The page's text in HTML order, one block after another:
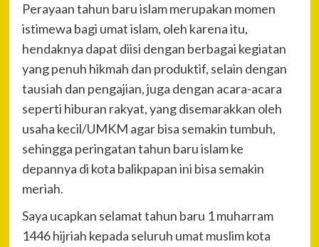
Perayaan tahun baru islam merupakan momen
istimewa bagi umat islam, oleh karena itu,
hendaknya dapat diisi dengan berbagai kegiatan
yang penuh hikmah dan produktif, selain dengan
tausiah dan pengajian, juga dengan acara-acara
seperti hiburan rakyat, yang disemarakkan oleh
usaha kecil/UMKM agar bisa semakin tumbuh,
sehingga peringatan tahun baru islam ke
depannya di kota balikpapan ini bisa semakin
meriah.
Saya ucapkan selamat tahun baru 1 muharram
1446 hijriah kepada seluruh umat muslim kota